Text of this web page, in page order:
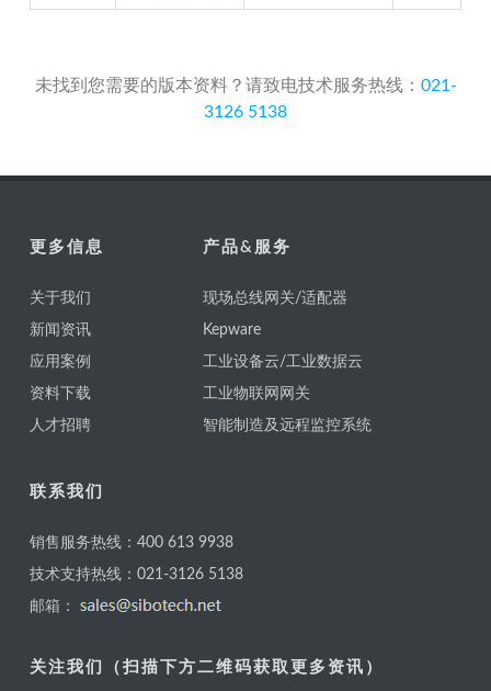
未找到您需要的版本资料？请致电技术服务热线： 021-
3126 5138
更多信息
关于我们
新闻资讯
应用案例
资料下载
人才招聘
产品&服务
现场总线网关/适配器
Kepware
工业设备云/工业数据云
工业物联网网关
智能制造及远程监控系统
联系我们
销售服务热线：400 613 9938
技术支持热线：021-3126 5138
邮箱：
关注我们（扫描下方二维码获取更多资讯）